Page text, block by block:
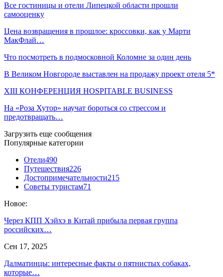
Все гостиницы и отели Липецкой области прошли
самооценку
Цена возвращения в прошлое: кроссовки, как у Марти
МакФлай…
Что посмотреть в подмосковной Коломне за один день
В Великом Новгороде выставлен на продажу проект отеля 5*
XIII КОНФЕРЕНЦИЯ HOSPITABLE BUSINESS
На «Роза Хутор» научат бороться со стрессом и
предотвращать…
Загрузить еще сообщения
Популярные категории
Отели490
Путешествия226
Достопримечательности215
Советы туристам71
Новое:
Через КПП Хэйхэ в Китай прибыла первая группа
российских…
Сен 17, 2025
Далматинцы: интересные факты о пятнистых собаках,
которые…